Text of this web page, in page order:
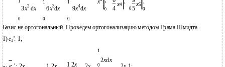
1 1 1 x 1 x4 1 x5 1
3x2 dx 6x3dx 9x4dx 0 4 05 0
0 0 0
Базис не ортогональный. Проведем ортогонализацию методом Грама-Шмидта.
1)e1': 1;
1
1 2x
2xdx
0